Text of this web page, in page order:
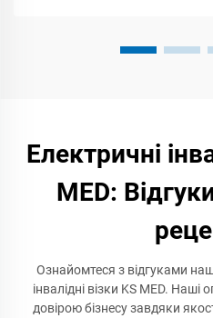
Електричні
MED:
Ознайомтеся з відгуками
інвалідні візки KS MED.
довірою бізнесу завдяки